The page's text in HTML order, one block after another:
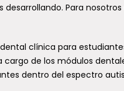
Para
clínica para
de los módulos
dentro del espectro